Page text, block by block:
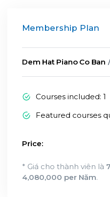
Membership Plan
Dem Hat Piano Co Ban
Courses included: 1
Featured courses
Price:
* Giá cho thành viên là
4,080,000 per Năm.